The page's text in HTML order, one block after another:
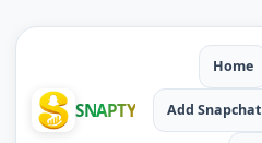
SNAPTY
Home
Add Snapchat